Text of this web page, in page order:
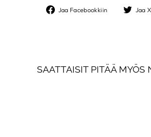
Jaa Facebookkiin
Jaa
Jaa
SAATTAISIT PITÄÄ MYÖS